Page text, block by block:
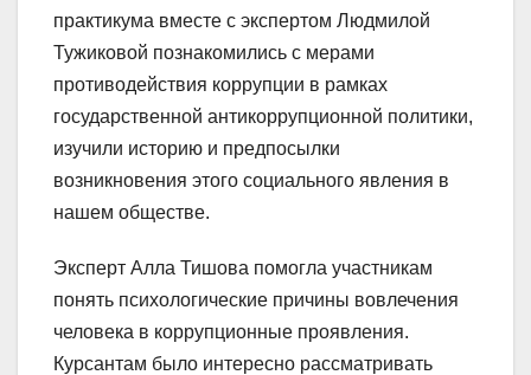
практикума вместе с экспертом Людмилой
Тужиковой познакомились с мерами
противодействия коррупции в рамках
государственной антикоррупционной политики,
изучили историю и предпосылки
возникновения этого социального явления в
нашем обществе.
Эксперт Алла Тишова помогла участникам
понять психологические причины вовлечения
человека в коррупционные проявления.
Курсантам было интересно рассматривать